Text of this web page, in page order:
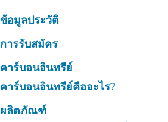
ข้อมูลประวัติ
การรับสมัคร
คาร์บอนอินทรีย์
คาร์บอนอินทรีย์คืออะไร?
ผลิตภัณฑ์